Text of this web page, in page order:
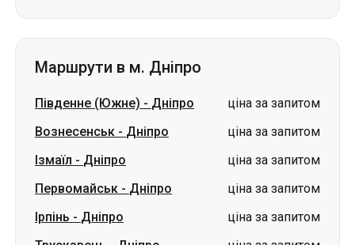
Маршрути в м. Дніпро
Південне (Южне) - Дніпро
ціна за запитом
Вознесенськ - Дніпро
ціна за запитом
Ізмаїл - Дніпро
ціна за запитом
Первомайськ - Дніпро
ціна за запитом
Ірпінь - Дніпро
ціна за запитом